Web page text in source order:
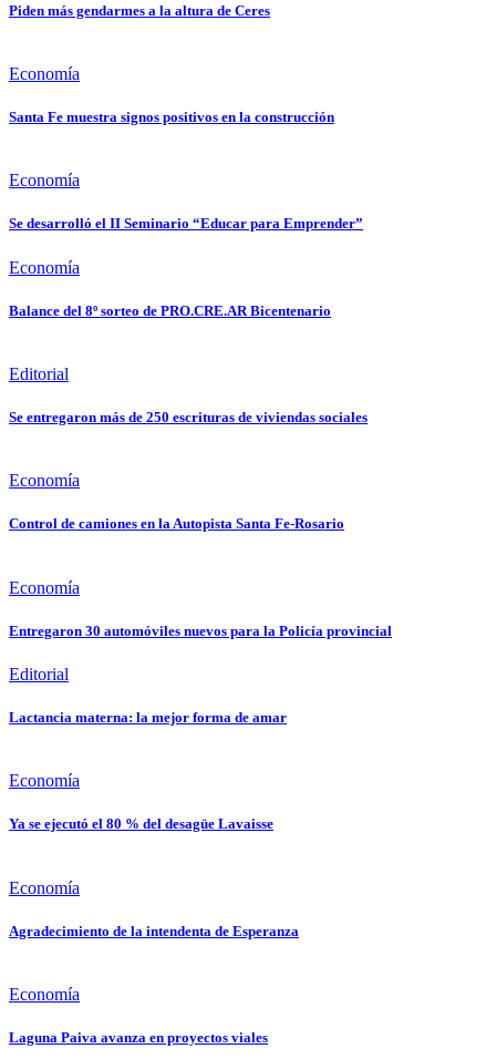
Piden más gendarmes a la altura de Ceres
Economía
Santa Fe muestra signos positivos en la construcción
Economía
Se desarrolló el II Seminario “Educar para Emprender”
Economía
Balance del 8º sorteo de PRO.CRE.AR Bicentenario
Editorial
Se entregaron más de 250 escrituras de viviendas sociales
Economía
Control de camiones en la Autopista Santa Fe-Rosario
Economía
Entregaron 30 automóviles nuevos para la Policía provincial
Editorial
Lactancia materna: la mejor forma de amar
Economía
Ya se ejecutó el 80 % del desagüe Lavaisse
Economía
Agradecimiento de la intendenta de Esperanza
Economía
Laguna Paiva avanza en proyectos viales